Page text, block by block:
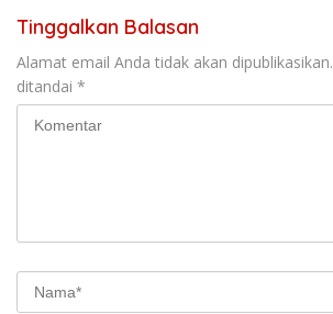
Tinggalkan Balasan
Alamat email Anda tidak akan dipublikasikan.
ditandai *